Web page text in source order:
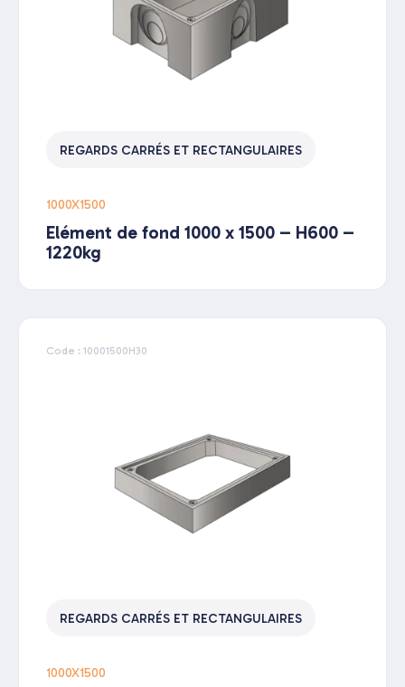
REGARDS CARRÉS ET RECTANGULAIRES
1000X1500
Elément de fond 1000 x 1500 – H600 –
1220kg
Code : 10001500H30
REGARDS CARRÉS ET RECTANGULAIRES
1000X1500